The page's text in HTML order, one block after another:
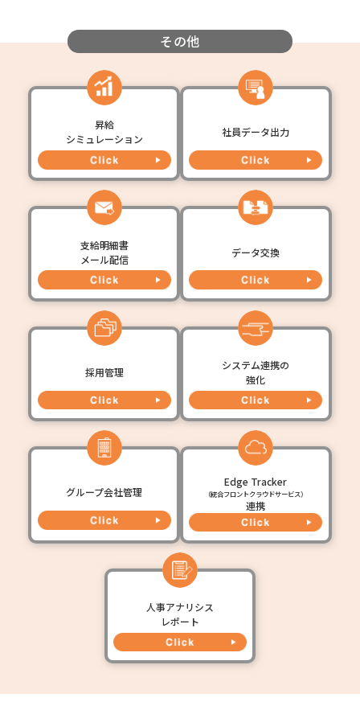
その他
昇給
シミュレーション
社員データ出力
支給明細書
メール配信
データ交換
採用管理
システム連携の
強化
グループ会社管理
Edge Tracker
（統合フロントクラウドサービス）
連携
人事アナリシス
レポート